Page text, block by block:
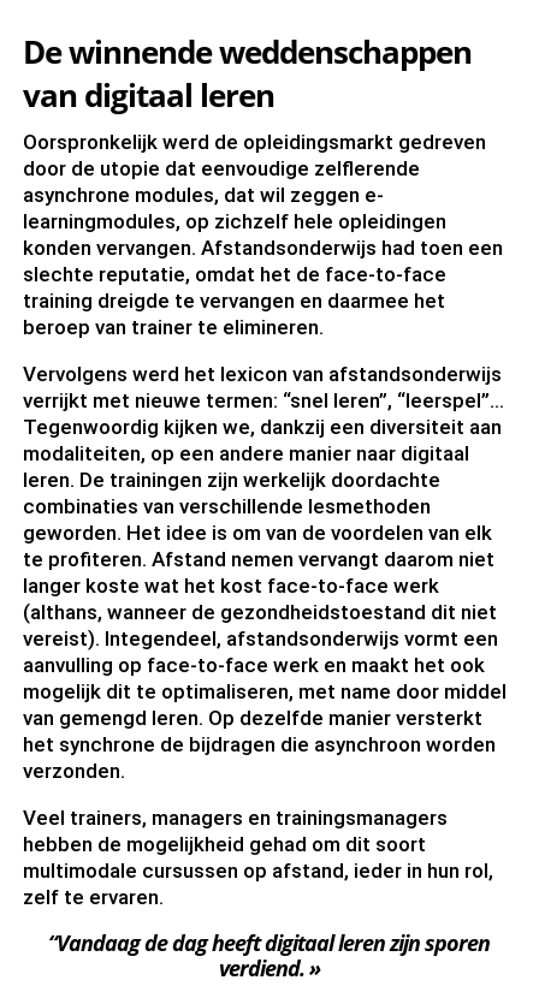
De winnende weddenschappen
van digitaal leren
Oorspronkelijk werd de opleidingsmarkt gedreven
door de utopie dat eenvoudige zelflerende
asynchrone modules, dat wil zeggen e-
learningmodules, op zichzelf hele opleidingen
konden vervangen. Afstandsonderwijs had toen een
slechte reputatie, omdat het de face-to-face
training dreigde te vervangen en daarmee het
beroep van trainer te elimineren.
Vervolgens werd het lexicon van afstandsonderwijs
verrijkt met nieuwe termen: “snel leren”, “leerspel”…
Tegenwoordig kijken we, dankzij een diversiteit aan
modaliteiten, op een andere manier naar digitaal
leren. De trainingen zijn werkelijk doordachte
combinaties van verschillende lesmethoden
geworden. Het idee is om van de voordelen van elk
te profiteren. Afstand nemen vervangt daarom niet
langer koste wat het kost face-to-face werk
(althans, wanneer de gezondheidstoestand dit niet
vereist). Integendeel, afstandsonderwijs vormt een
aanvulling op face-to-face werk en maakt het ook
mogelijk dit te optimaliseren, met name door middel
van gemengd leren. Op dezelfde manier versterkt
het synchrone de bijdragen die asynchroon worden
verzonden.
Veel trainers, managers en trainingsmanagers
hebben de mogelijkheid gehad om dit soort
multimodale cursussen op afstand, ieder in hun rol,
zelf te ervaren.
“Vandaag de dag heeft digitaal leren zijn sporen
verdiend. »